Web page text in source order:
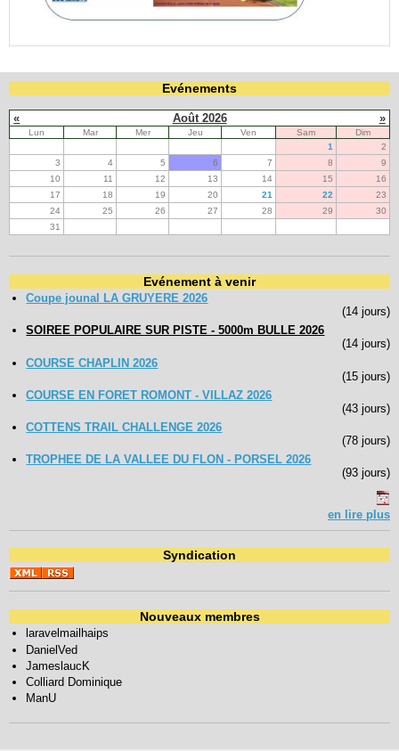
Evénements
« Août 2026 »
Lun Mar Mer Jeu Ven Sam
Dim
1
2
3
4 5 6 7 8
9
10
11 12 13 14 15
16
17
18 19 20 21 22
23
24
25 26 27 28 29
30
31
Evénement à venir
Coupe jounal LA GRUYERE 2026
(14 jours)
SOIREE POPULAIRE SUR PISTE - 5000m BULLE 2026
(14 jours)
COURSE CHAPLIN 2026
(15 jours)
COURSE EN FORET ROMONT - VILLAZ 2026
(43 jours)
COTTENS TRAIL CHALLENGE 2026
(78 jours)
TROPHEE DE LA VALLEE DU FLON - PORSEL 2026
(93 jours)
en lire plus
Syndication
Nouveaux membres
laravelmailhaips
DanielVed
JameslaucK
Colliard Dominique
ManU